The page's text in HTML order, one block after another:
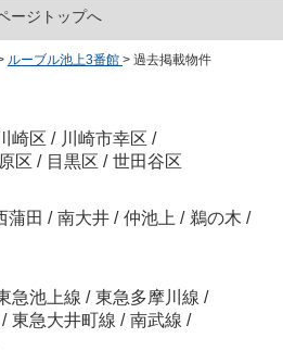
ージトップへ
ルーブル池上3番館 > 過去掲載物件
崎区 / 川崎市幸区 /
区 / 目黒区 / 世田谷区
蒲田 / 南大井 / 仲池上 / 鵜の木 /
急池上線 / 東急多摩川線 /
/ 東急大井町線 / 南武線 /